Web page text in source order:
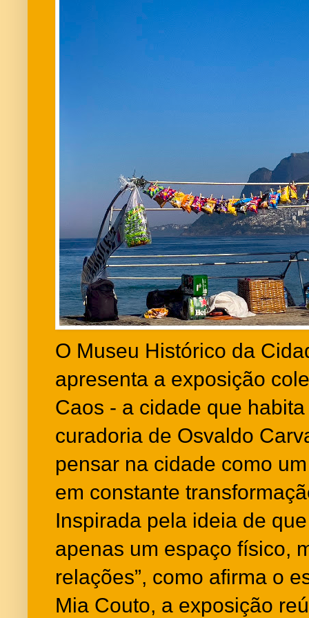
O Museu Histórico da
apresenta a exposição
Caos - a cidade que
curadoria de Osvaldo
pensar na cidade como
em constante
Inspirada pela ideia de
apenas um espaço físico,
relações”, como afirma o
Mia Couto, a exposição